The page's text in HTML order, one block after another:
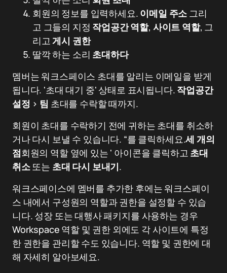
회원의 정보를 입력하세요. 이메일 주소 그리
고 그들의 지정 작업공간 역할, 사이트 역할, 그
리고게시 권한
딸깍 하는 소리 초대하다
멤버는 워크스페이스 초대를 알리는 이메일을 받게
됩니다. '초대 대기 중' 상태로 표시됩니다. 작업공간
설정 > 팀 초대를 수락할 때까지.
회원이 초대를 수락하기 전에 귀하는 초대를 취소하
거나 다시 보낼 수 있습니다. “를 클릭하세요.세 개의
점회원의 역할 옆에 있는 ' 아이콘을 클릭하고 초대
취소또는 초대 다시 보내기.
워크스페이스에 멤버를 추가한 후에는 워크스페이
스 내에서 구성원의 역할과 권한을 설정할 수 있습
니다. 성장 또는 대행사 패키지를 사용하는 경우
Workspace 역할 및 권한 외에도 각 사이트에 특정
한 권한을 관리할 수도 있습니다. 역할 및 권한에 대
해 자세히 알아보세요.